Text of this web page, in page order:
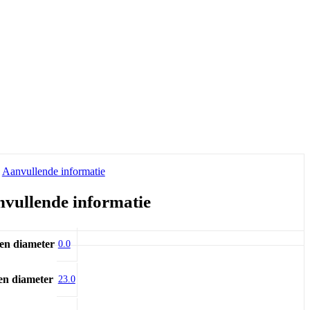
Aanvullende informatie
informatie
diameter 0.0
diameter 23.0